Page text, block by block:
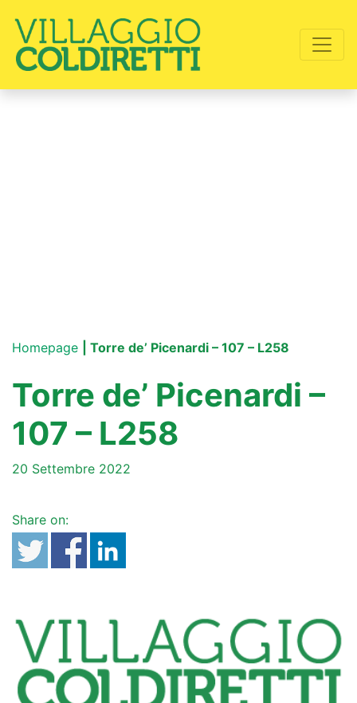
Homepage | Torre de’ Picenardi – 107 – L258
Torre de’ Picenardi –
107 – L258
20 Settembre 2022
Share on: